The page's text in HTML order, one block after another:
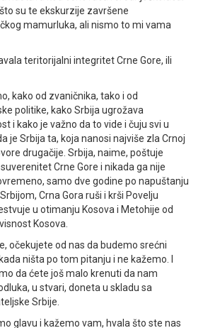
su te ekskurzije završene
mamurluka, ali nismo to mi vama
teritorijalni integritet Crne Gore, ili
kako od zvaničnika, tako i od
politike, kako Srbija ugrožava
i kako je važno da to vide i čuju svi u
je Srbija ta, koja nanosi najviše zla Crnoj
drugačije. Srbija, naime, poštuje
Crne Gore i nikada ga nije
samo dve godine po napuštanju
Crna Gora ruši i krši Povelju
u otimanju Kosova i Metohije od
Kosova.
očekujete od nas da budemo srećni
ništa po tom pitanju i ne kažemo. I
da ćete još malo krenuti da nam
u stvari, doneta u skladu sa
Srbije.
glavu i kažemo vam, hvala što ste nas